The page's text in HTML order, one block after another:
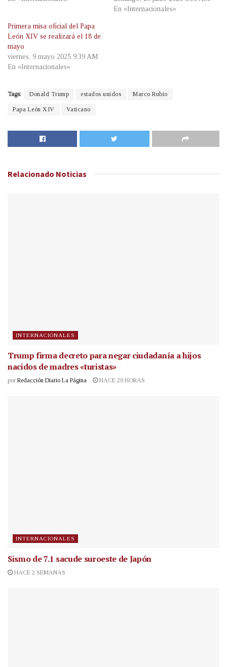
En «Internacionales»
Primera misa oficial del Papa
León XIV se realizará el 18 de
mayo
viernes, 9 mayo 2025 9:39 AM
En «Internacionales»
Tags: Donald Trump estados unidos Marco Rubio
Papa León XIV Vaticano
Relacionado Noticias
INTERNACIONALES
Trump firma decreto para negar ciudadanía a hijos
nacidos de madres «turistas»
por Redacción Diario La Página HACE 20 HORAS
INTERNACIONALES
Sismo de 7.1 sacude suroeste de Japón
HACE 2 SEMANAS